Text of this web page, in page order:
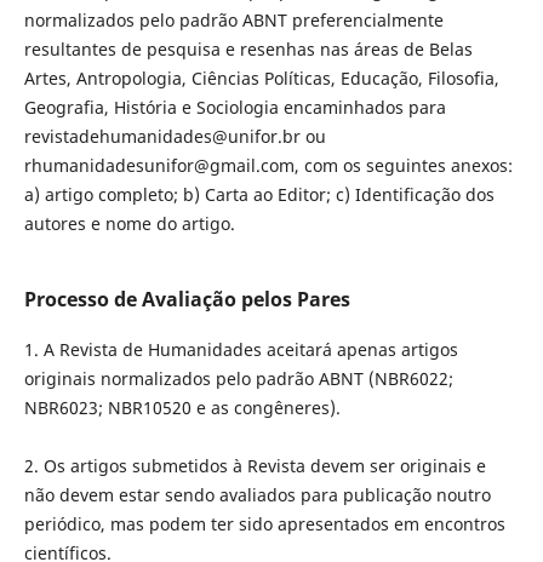
normalizados pelo padrão ABNT preferencialmente
resultantes de pesquisa e resenhas nas áreas de Belas
Artes, Antropologia, Ciências Políticas, Educação, Filosofia,
Geografia, História e Sociologia encaminhados para
revistadehumanidades@unifor.br ou
rhumanidadesunifor@gmail.com, com os seguintes anexos:
a) artigo completo; b) Carta ao Editor; c) Identificação dos
autores e nome do artigo.
Processo de Avaliação pelos Pares
1. A Revista de Humanidades aceitará apenas artigos
originais normalizados pelo padrão ABNT (NBR6022;
NBR6023; NBR10520 e as congêneres).
2. Os artigos submetidos à Revista devem ser originais e
não devem estar sendo avaliados para publicação noutro
periódico, mas podem ter sido apresentados em encontros
científicos.